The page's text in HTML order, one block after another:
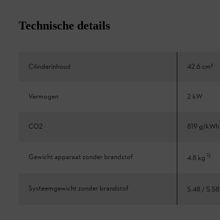
Technische details
Cilinderinhoud 42.6 cm³
Vermogen 2 kW
CO2 819 g/kWh
Gewicht apparaat zonder brandstof 4.8 kg 1)
Systeemgewicht zonder brandstof 5.48 /